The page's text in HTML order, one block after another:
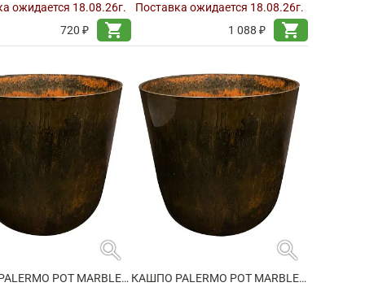
ожидается 18.08.26г.
720 ₽
shopping_cart
Поставка ожидается 18.08.26г.
1 088 ₽
shopping_cart
search
КАШПО PALERMO POT MARBLE BROWN
search
КАШПО PALERMO POT MARBLE BROWN